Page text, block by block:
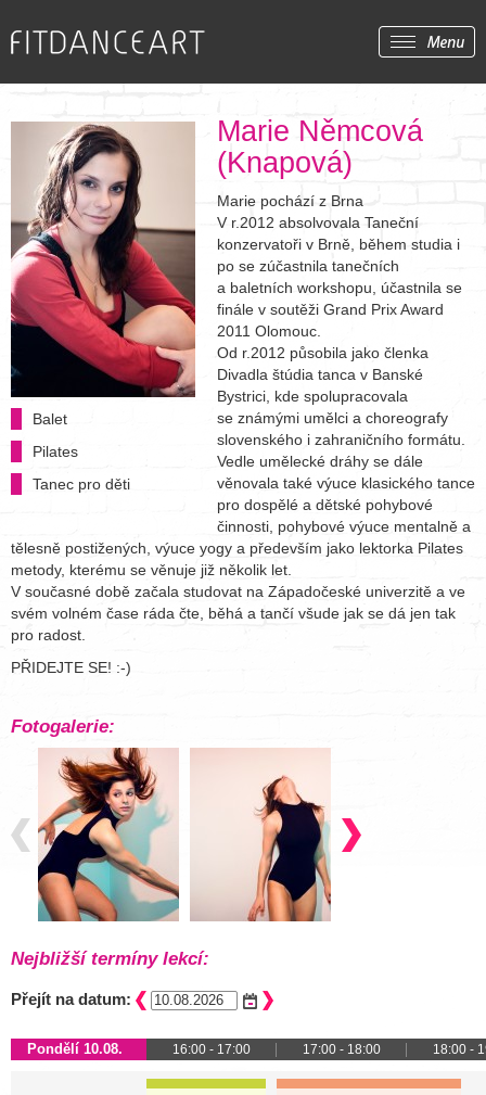
Balet
Pilates
Tanec pro děti
Marie Němcová
(Knapová)
Marie pochází z Brna
V r.2012 absolvovala Taneční
konzervatoři v Brně, během studia i
po se zúčastnila tanečních
a baletních workshopu, účastnila se
finále v soutěži Grand Prix Award
2011 Olomouc.
Od r.2012 působila jako členka
Divadla štúdia tanca v Banské
Bystrici, kde spolupracovala
se známými umělci a choreografy
slovenského i zahraničního formátu.
Vedle umělecké dráhy se dále
věnovala také výuce klasického tance
pro dospělé a dětské pohybové
činnosti, pohybové výuce mentalně a
tělesně postižených, výuce yogy a především jako lektorka Pilates
metody, kterému se věnuje již několik let.
V současné době začala studovat na Západočeské univerzitě a ve
svém volném čase ráda čte, běhá a tančí všude jak se dá jen tak
pro radost.
PŘIDEJTE SE! :-)
Fotogalerie:
Nejbližší termíny lekcí:
Přejít na datum:
Pondělí 10.08. 16:00 - 17:00 17:00 - 18:00 18:00 -